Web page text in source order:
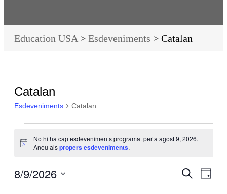
Education USA > Esdeveniments > Catalan
Catalan
Esdeveniments Catalan
Avís
No hi ha cap esdeveniments programat per a agost 9, 2026.
Aneu alspropers esdeveniments.
visual
Cerca
Dia
8/9/2026
Selecciona